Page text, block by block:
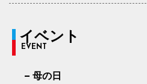
イベント
EVENT
母の日